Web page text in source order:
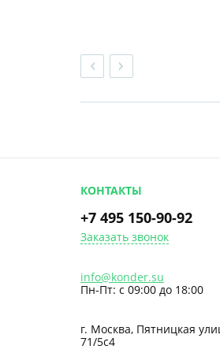
КОНТАКТЫ
+7 495 150-90-92
Заказать звонок
info@konder.su
Пн-Пт: с 09:00 до 18:00
г. Москва, Пятницкая
71/5с4